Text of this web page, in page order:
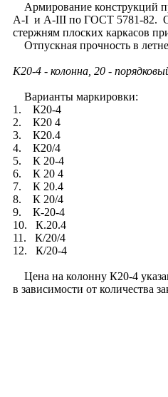
Армирование конструкций
A-I и A-III по ГОСТ 5781-82.
стержням плоских каркасов
Отпускная прочность в
К20-4 - колонна, 20 -
Варианты маркировки:
1. К20-4
2. К20 4
3. К20.4
4. К20/4
5. К 20-4
6. К 20 4
7. К 20.4
8. К 20/4
9. К-20-4
10. К.20.4
11. К/20/4
12. К/20-4
Цена на колонну К20-4
в зависимости от количества